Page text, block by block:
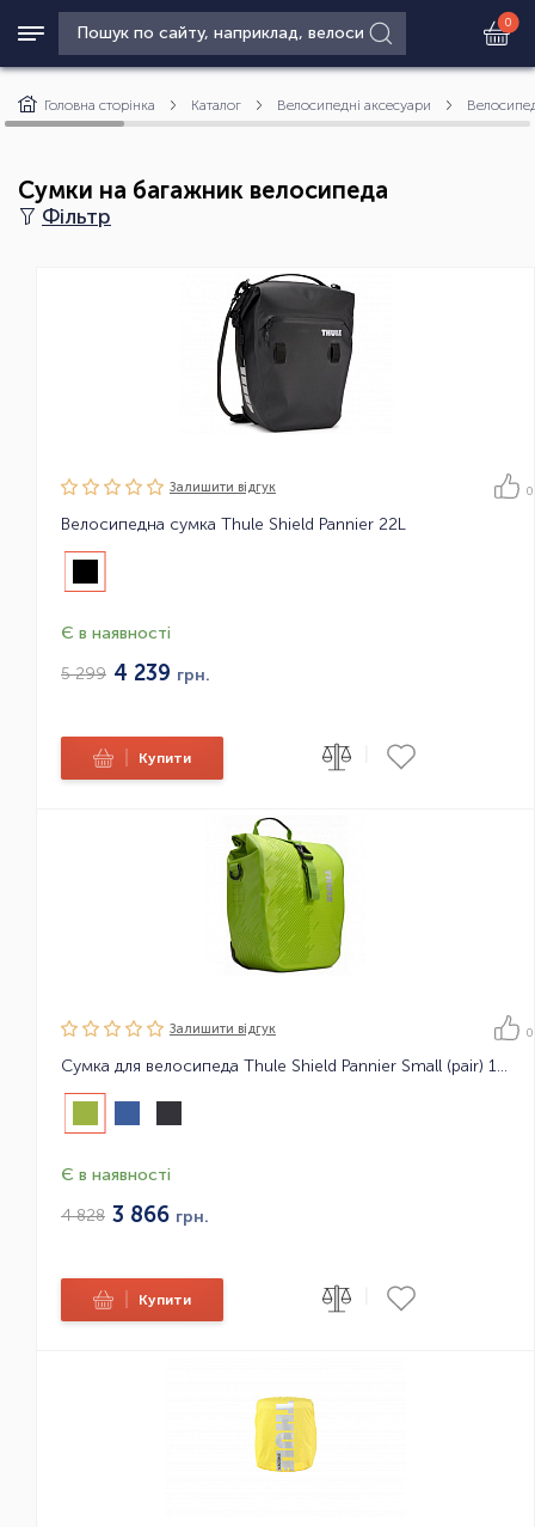
0
Головна сторінка Каталог Велосипедні аксесуари
Сумки на багажник велосипеда
Фільтр
Залишити вiдгук 0
Велосипедна сумка Thule Shield Pannier 22L
Є в наявності
5 299 4 239 грн.
Купити
Залишити вiдгук 0
Сумка для велосипеда Thule Shield Pannier Small (pair) 14 L
Є в наявності
4 828 3 866 грн.
Купити